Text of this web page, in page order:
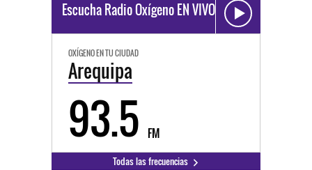
Escucha Radio Oxígeno EN VIVO
OXÍGENO EN TU CIUDAD
Arequipa
93.5 FM
Todas las frecuencias